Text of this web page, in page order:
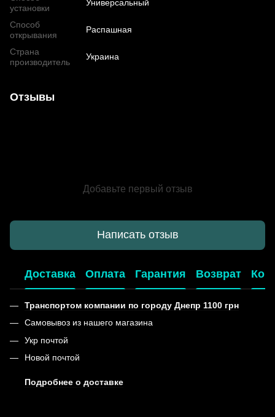
установки
Универсальный
Способ
открывания
Распашная
Страна
производитель
Украина
Отзывы
Добавьте первый отзыв
Написать отзыв
Доставка Оплата Гарантия Возврат
Транспортом компании по городу Днепр 1100 грн
Самовывоз из нашего магазина
Укр почтой
Новой почтой
Подробнее о доставке